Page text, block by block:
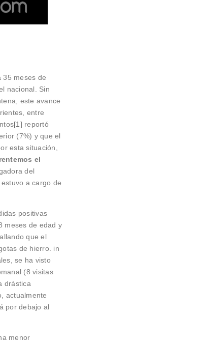
35 meses de
nacional. Sin
este avance
entre
[1] reportó
(7%) y que el
esta situación,
el
del
a cargo de
positivas
meses de edad y
que el
de hierro. in
se ha visto
(8 visitas
drástica
actualmente
por debajo al
menor